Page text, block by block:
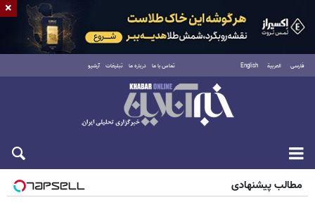
فارسی العربية English تماس با ما درباره ما تبلیغات آرشیو
جمعه ۱۶ مرداد ۱۴۰۵
مطالب پیشنهادی
×